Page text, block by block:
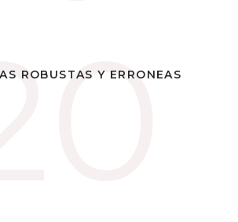
ROBUSTAS Y ERRONEAS
CONVICCIONES SE